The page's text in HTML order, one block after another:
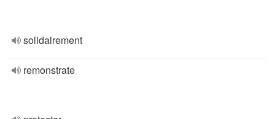
solidairement
remonstrate